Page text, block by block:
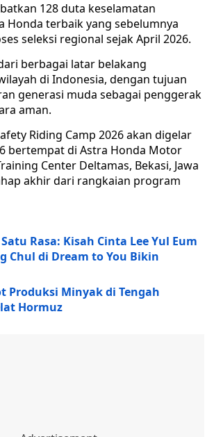
128 duta keselamatan
Honda terbaik yang sebelumnya
seleksi regional sejak April 2026.
berbagai latar belakang
di Indonesia, dengan tujuan
generasi muda sebagai penggerak
aman.
Riding Camp 2026 akan digelar
bertempat di Astra Honda Motor
Center Deltamas, Bekasi, Jawa
akhir dari rangkaian program
Rasa: Kisah Cinta Lee Yul Eum
Chul di Dream to You Bikin
Produksi Minyak di Tengah
Hormuz